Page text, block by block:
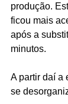
produção.
ficou mais
após a
minutos.
A partir daí a
se